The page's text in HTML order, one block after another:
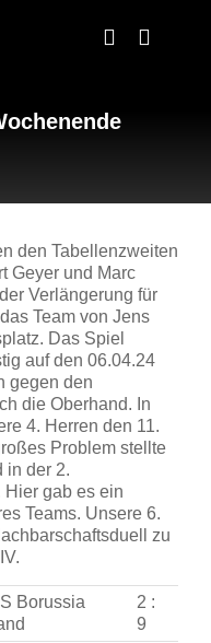
den Tabellenzweiten
Geyer und Marc
Verlängerung für
Team von Jens
Das Spiel
auf den 06.04.24
gegen den
die Oberhand. In
4. Herren den 11.
Problem stellte
in der 2.
Hier gab es ein
Teams. Unsere 6.
zu
Borussia
2 :
9